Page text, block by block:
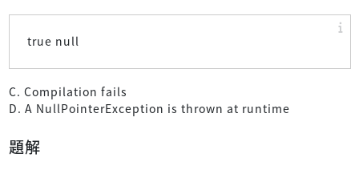
true null
C. Compilation fails
D. A NullPointerException is thrown at runtime
題解